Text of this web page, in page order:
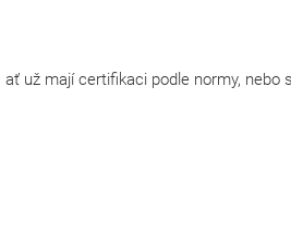
už mají certifikaci podle normy,